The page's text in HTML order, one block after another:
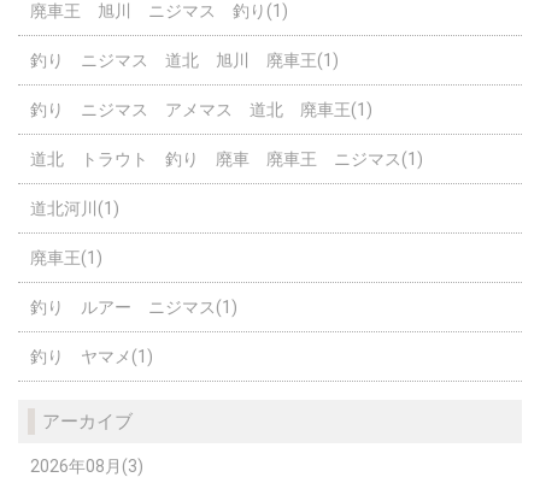
廃車王 旭川 ニジマス 釣り(1)
釣り ニジマス 道北 旭川 廃車王(1)
釣り ニジマス アメマス 道北 廃車王(1)
道北 トラウト 釣り 廃車 廃車王 ニジマス(1)
道北河川(1)
廃車王(1)
釣り ルアー ニジマス(1)
釣り ヤマメ(1)
アーカイブ
2026年08月(3)